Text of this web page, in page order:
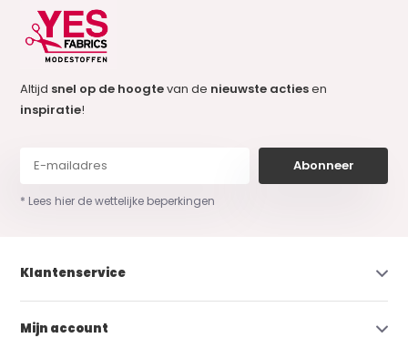
Altijd snel op de hoogtevan de nieuwste actiesen
inspiratie!
Abonneer
* Lees hier de wettelijke beperkingen
Klantenservice
Mijn account